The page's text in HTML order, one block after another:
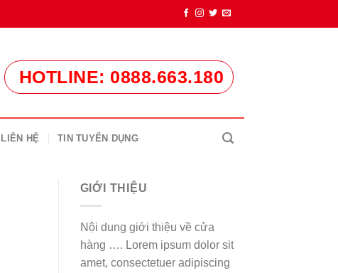
HOTLINE: 0888.663.180
LIÊN HỆ TIN TUYỂN DỤNG
GIỚI THIỆU
Nội dung giới thiệu về cửa
hàng …. Lorem ipsum dolor sit
amet, consectetuer adipiscing